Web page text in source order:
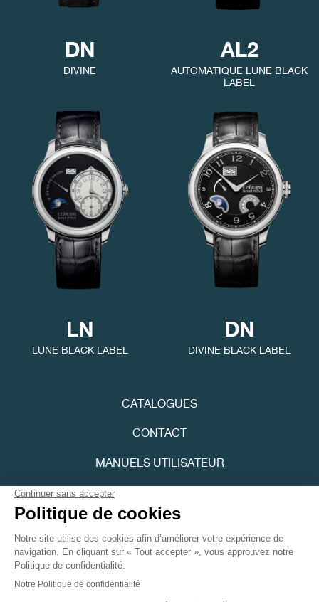
DN
DIVINE
AL2
AUTOMATIQUE LUNE BLACK
LABEL
LN
LUNE BLACK LABEL
DN
DIVINE BLACK LABEL
CATALOGUES
CONTACT
MANUELS UTILISATEUR
POLITIQUE DE CONFIDENTIALITÉ
ACCESSIBILITÉ